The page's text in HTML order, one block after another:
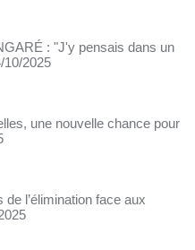
: "J'y pensais dans un
10/2025
une nouvelle chance pour
l’élimination face aux